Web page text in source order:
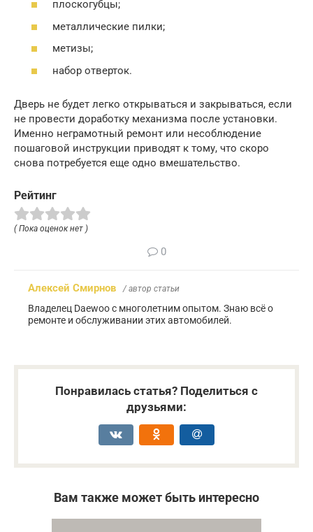
плоскогубцы;
металлические пилки;
метизы;
набор отверток.
Дверь не будет легко открываться и закрываться, если
не провести доработку механизма после установки.
Именно неграмотный ремонт или несоблюдение
пошаговой инструкции приводят к тому, что скоро
снова потребуется еще одно вмешательство.
Рейтинг
( Пока оценок нет )
0
Алексей Смирнов / автор статьи
Владелец Daewoo с многолетним опытом. Знаю всё о
ремонте и обслуживании этих автомобилей.
Понравилась статья? Поделиться с
друзьями:
Вам также может быть интересно